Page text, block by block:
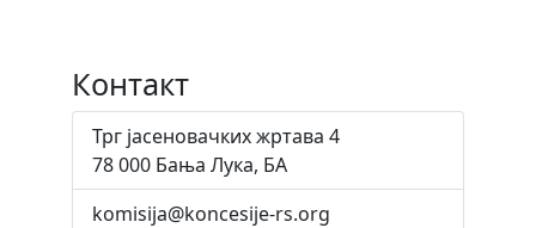
Контакт
Трг јасеновачких жртава 4
78 000 Бања Лука, БА
komisija@koncesije-rs.org